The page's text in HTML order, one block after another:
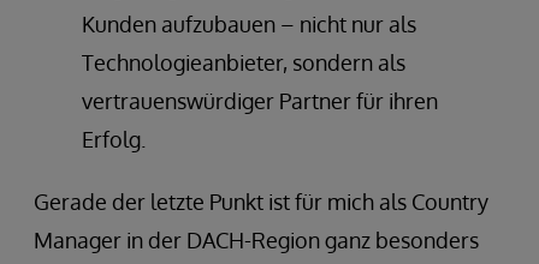
Kunden aufzubauen – nicht nur als
Technologieanbieter, sondern als
vertrauenswürdiger Partner für ihren
Erfolg.
Gerade der letzte Punkt ist für mich als Country
Manager in der DACH-Region ganz besonders